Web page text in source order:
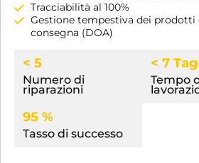
Tracciabilità al 100%
Gestione tempestiva dei prodotti
consegna (DOA)
< 5
Numero di
riparazioni
< 7
Tempo
95 %
Tasso di successo